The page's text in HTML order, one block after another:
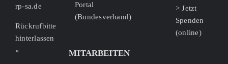
rp-sa.de
Rückrufbitte
hinterlassen
»
Portal
(Bundesverband)
MITARBEITEN
> Jetzt
Spenden
(online)